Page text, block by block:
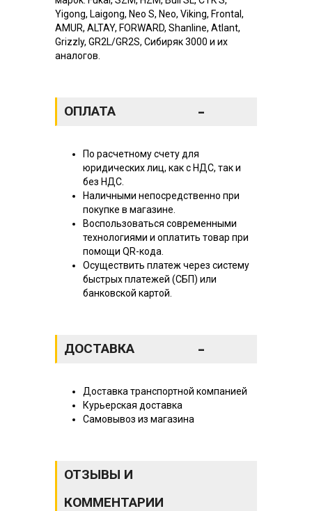
Yigong, Laigong, Neo S, Neo, Viking, Frontal,
AMUR, ALTAY, FORWARD, Shanline, Atlant,
Grizzly, GR2L/GR2S, Сибиряк 3000 и их
аналогов.
ОПЛАТА -
По расчетному счету для
юридических лиц, как с НДС, так и
без НДС.
Наличными непосредственно при
покупке в магазине.
Воспользоваться современными
технологиями и оплатить товар при
помощи QR-кода.
Осуществить платеж через систему
быстрых платежей (СБП) или
банковской картой.
ДОСТАВКА -
Доставка транспортной компанией
Курьерская доставка
Самовывоз из магазина
ОТЗЫВЫ И
КОММЕНТАРИИ